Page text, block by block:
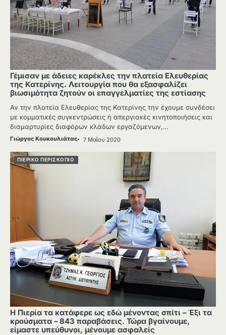
Γέμισαν με άδειες καρέκλες την πλατεία Ελευθερίας
της Κατερίνης. Λειτουργία που θα εξασφαλίζει
βιωσιμότητα ζητούν οι επαγγελματίες της εστίασης
Αν την πλατεία Ελευθερίας της Κατερίνης την έχουμε συνδέσει
με κομματικές συγκεντρώσεις ή απεργιακές κινητοποιήσεις και
διαμαρτυρίες διαφόρων κλάδων εργαζόμενων,…
Γιώργος Κουκουλιάτας 7 Μαΐου 2020
ΠΙΕΡΙΚΌ ΠΕΡΙΣΚΌΠΙΟ
Η Πιερία τα κατάφερε ως εδώ μένοντας σπίτι – Έξι τα
κρούσματα – 843 παραβάσεις. Τώρα βγαίνουμε,
είμαστε υπεύθυνοι, μένουμε ασφαλείς